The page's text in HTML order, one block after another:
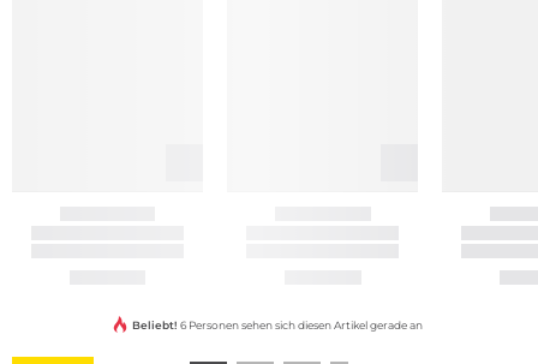
Beliebt! 6 Personen sehen sich diesen Artikel gerade an